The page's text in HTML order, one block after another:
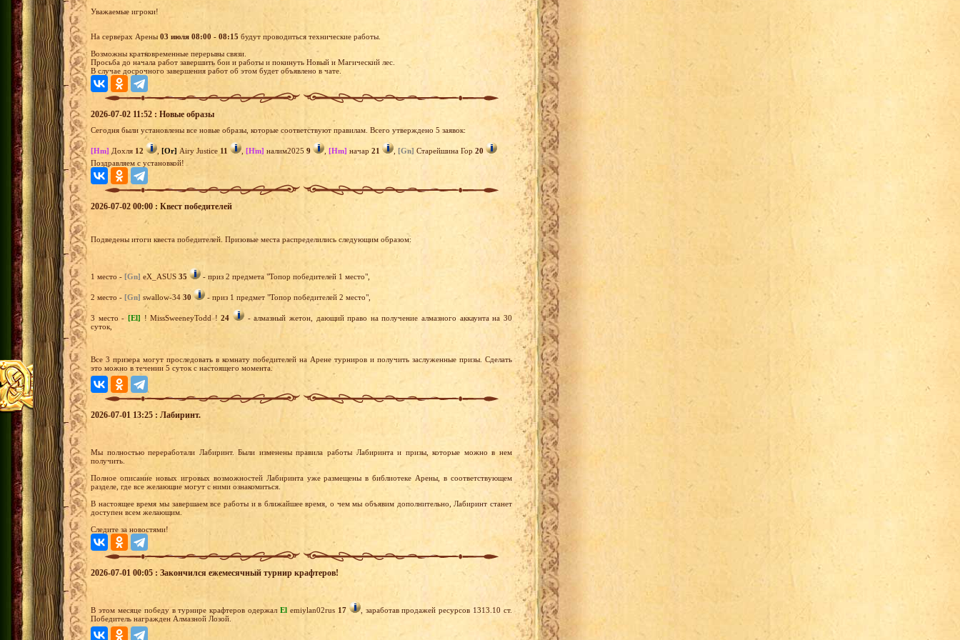
Уважаемые игроки!
На серверах Арены 03 июля 08:00 - 08:15 будут проводиться технические работы.
Возможны кратковременные перерывы связи.
Просьба до начала работ завершить бои и работы и покинуть Новый и Магический лес.
В случае досрочного завершения работ об этом будет объявлено в чате.
2026-07-02 11:52 : Новые образы
Сегодня были установлены все новые образы, которые соответствуют правилам. Всего утверждено 5 заявок:
[Hm] Дохля 12 [Or] Airy Justice 11 [Hm] налим2025 9 [Hm] начар 21 [Gn] Старейшина Гор 20
Поздравляем с установкой!
2026-07-02 00:00 : Квест победителей
Подведены итоги квеста победителей. Призовые места распределились следующим образом:
1 место - [Gn] eX_ASUS 35 - приз 2 предмета "Топор победителей 1 место",
2 место - [Gn] swallow-34 30 - приз 1 предмет "Топор победителей 2 место",
3 место - [El] ! MissSweeneyTodd !24
- алмазный жетон, дающий право на получение алмазного аккаунта на 30
суток,
Все 3 призера могут проследовать в комнату победителей на Арене турниров и получить заслуженные призы. Сделать
это можно в течении 5 суток с настоящего момента.
2026-07-01 13:25 : Лабиринт.
Мы полностью переработали Лабиринт. Были изменены правила работы Лабиринта и призы, которые можно в нем
получить.
Полное описание новых игровых возможностей Лабиринта уже размещены в библиотеке Арены, в соответствующем
разделе, где все желающие могут с ними ознакомиться.
В настоящее время мы завершаем все работы и в ближайшее время, о чем мы объявим дополнительно, Лабиринт станет
доступен всем желающим.
Следите за новостями!
2026-07-01 00:05 : Закончился ежемесячный турнир крафтеров!
В этом месяце победу в турнире крафтеров одержал El emiylan02rus 17
, заработав продажей ресурсов 1313.10 ст.
Победитель награжден Алмазной Лозой.